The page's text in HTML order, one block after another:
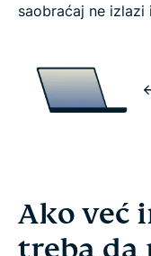
saobraćaj ne izlazi
Ako već
treba da